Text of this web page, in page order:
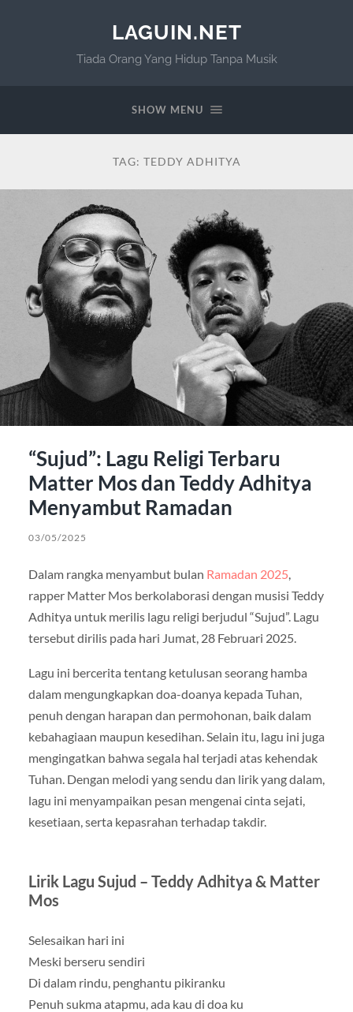
LAGUIN.NET
Tiada Orang Yang Hidup Tanpa Musik
SHOW MENU
TAG: TEDDY ADHITYA
“Sujud”: Lagu Religi Terbaru
Matter Mos dan Teddy Adhitya
Menyambut Ramadan
03/05/2025
Dalam rangka menyambut bulan Ramadan 2025,
rapper Matter Mos berkolaborasi dengan musisi Teddy
Adhitya untuk merilis lagu religi berjudul “Sujud”. Lagu
tersebut dirilis pada hari Jumat, 28 Februari 2025.
Lagu ini bercerita tentang ketulusan seorang hamba
dalam mengungkapkan doa-doanya kepada Tuhan,
penuh dengan harapan dan permohonan, baik dalam
kebahagiaan maupun kesedihan. Selain itu, lagu ini juga
mengingatkan bahwa segala hal terjadi atas kehendak
Tuhan. Dengan melodi yang sendu dan lirik yang dalam,
lagu ini menyampaikan pesan mengenai cinta sejati,
kesetiaan, serta kepasrahan terhadap takdir.
Lirik Lagu Sujud – Teddy Adhitya & Matter
Mos
Selesaikan hari ini
Meski berseru sendiri
Di dalam rindu, penghantu pikiranku
Penuh sukma atapmu, ada kau di doa ku